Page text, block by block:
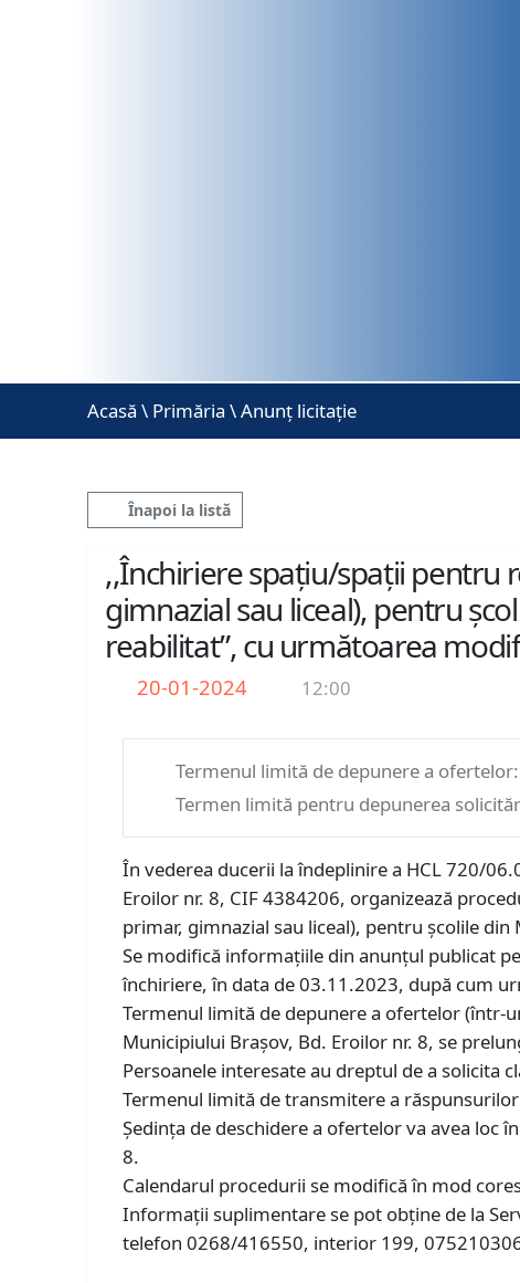
Acasă \ Primăria \ Anunț licitație
Înapoi la listă
,,Închiriere spațiu/spații pentru
gimnazial sau liceal), pentru
reabilitat”, cu următoarea
20-01-2024 12:00
Termenul limită de depunere a
Termen limită pentru depunerea
În vederea ducerii la îndeplinire a HCL 720/
Eroilor nr. 8, CIF 4384206, organizează
primar, gimnazial sau liceal), pentru școlile
Se modifică informațiile din anunțul publicat
închiriere, în data de 03.11.2023, după cum
Termenul limită de depunere a ofertelor (într-
Municipiului Braşov, Bd. Eroilor nr. 8, se
Persoanele interesate au dreptul de a
Termenul limită de transmitere a
Ședința de deschidere a ofertelor va avea loc
8.
Calendarul procedurii se modifică în mod
Informaţii suplimentare se pot obţine de la
telefon 0268/416550, interior 199,